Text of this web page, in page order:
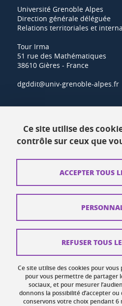
Université Grenoble Alpes
Direction générale déléguée
Relations territoriales et
Tour Irma
51 rue des Mathématiques
38610 Gières - France
dgddit@univ-grenoble-alpes.fr
Ressources
Contacts
Plans d'accès
Mentions légales
Plan du site web
Gestion des cookies
Accessibilité : non conforme
Ce site utilise des
contrôle sur ceux que
Ce site utilise des cookies pour
pour vous permettre de partager
sociaux, et pour mesurer
donnons la possibilité d’accepter
conservons votre choix pendant 6
ACCEPTER TOUS
REFUSER TOUS